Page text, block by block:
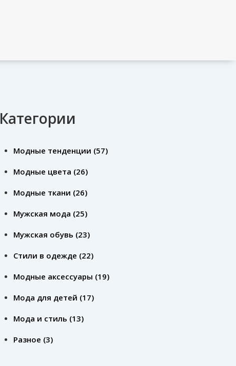
Категории
Модные тенденции (57)
Модные цвета (26)
Модные ткани (26)
Мужская мода (25)
Мужская обувь (23)
Стили в одежде (22)
Модные аксессуары (19)
Мода для детей (17)
Мода и стиль (13)
Разное (3)